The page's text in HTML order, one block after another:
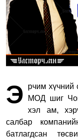
Э
рчим
МОД шиг
хэл ам,
салбар
батлагдсан